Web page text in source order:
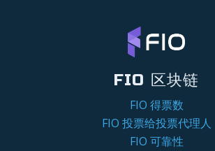
FIO 区块链
FIO 得票数
FIO 投票给投票代理人
FIO 可靠性